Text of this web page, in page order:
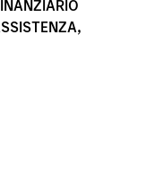
dei